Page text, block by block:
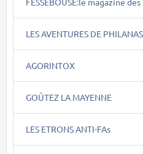
LES AVENTURES DE
AGORINTOX
GOÛTEZ LA MAYENNE
LES ETRONS ANTI-FAs